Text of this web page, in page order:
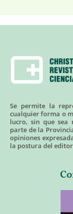
Se permite la
cualquier forma o
lucro, sin que sea
parte de la
opiniones
la postura del